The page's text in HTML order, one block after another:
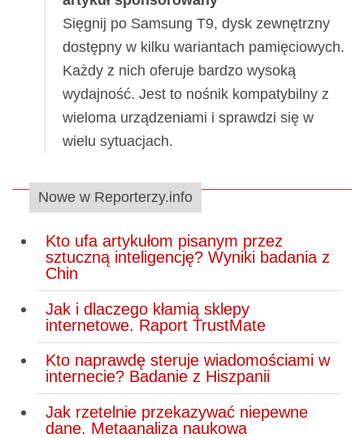
Sięgnij po Samsung T9, dysk zewnętrzny
dostępny w kilku wariantach pamięciowych.
Każdy z nich oferuje bardzo wysoką
wydajność. Jest to nośnik kompatybilny z
wieloma urządzeniami i sprawdzi się w
wielu sytuacjach.
Nowe w Reporterzy.info
Kto ufa artykułom pisanym przez
sztuczną inteligencję? Wyniki badania z
Chin
Jak i dlaczego kłamią sklepy
internetowe. Raport TrustMate
Kto naprawdę steruje wiadomościami w
internecie? Badanie z Hiszpanii
Jak rzetelnie przekazywać niepewne
dane. Metaanaliza naukowa